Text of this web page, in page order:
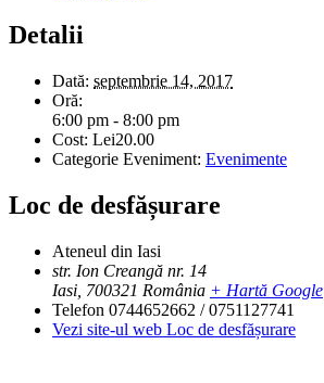
Detalii
Dată: septembrie 14, 2017
Oră:
6:00 pm - 8:00 pm
Cost: Lei20.00
Categorie Eveniment: Evenimente
Loc de desfășurare
Ateneul din Iasi
str. Ion Creangă nr. 14
Iasi 700321 România + Hartă Google
Telefon 0744652662 / 0751127741
Vezi site-ul web Loc de desfășurare